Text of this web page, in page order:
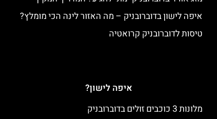
איפה לישון בדוברובניק – מה האזור לינה הכי מומלץ?
טיסות לדוברובניק קרואטיה
איפה לישון?
מלונות 3 כוכבים זולים בדוברובניק